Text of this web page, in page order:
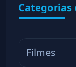
Categorias
Filmes